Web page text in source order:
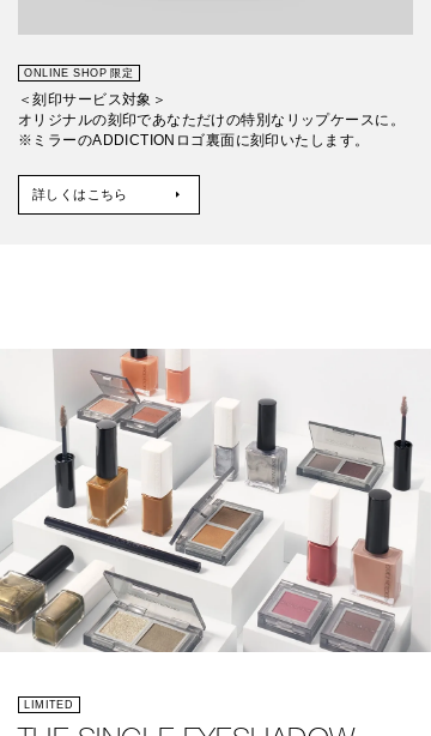
ONLINE SHOP 限定
＜刻印サービス対象＞
オリジナルの刻印であなただけの特別なリップケースに。
※ミラーのADDICTIONロゴ裏面に刻印いたします。
詳しくはこちら
LIMITED